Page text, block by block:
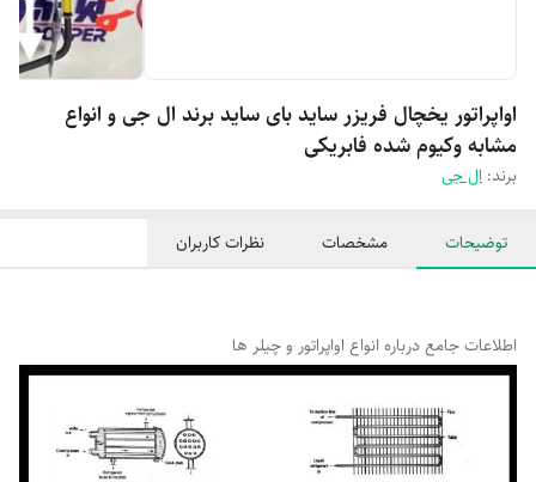
اواپراتور یخچال فریزر ساید بای ساید برند ال جی و انواع
مشابه وکیوم شده فابریکی
برند: ال جی
توضیحات مشخصات نظرات کاربران
اطلاعات جامع درباره انواع اواپراتور و چیلر ها